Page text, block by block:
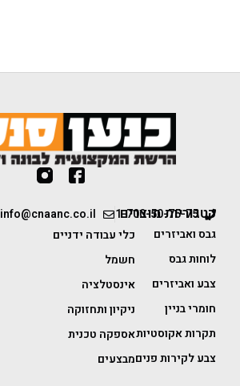
1-700-50-75-75
info@cnaanc.co.il קטגוריות מוצרים
גבס ואביזרים
לוחות גבס
צבע ואביזרים
חומרי בניין
תקרות אקוסטיות
צבע לקירות פנים
כלי עבודה ידניים
חשמל
אינסטלציה
ניקיון ותחזוקה
אספקה טכנית
מבצעים